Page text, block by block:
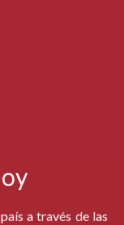
a través de las